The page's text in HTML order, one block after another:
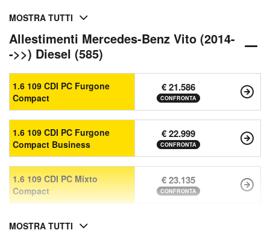
MOSTRA TUTTI
Allestimenti Mercedes-Benz Vito (2014-
->>) Diesel (585)
1.6 109 CDI PC Furgone
Compact
€ 21.586
CONFRONTA
1.6 109 CDI PC Furgone
Compact Business
€ 22.999
CONFRONTA
1.6 109 CDI PC Mixto
Compact
€ 23.135
CONFRONTA
MOSTRA TUTTI